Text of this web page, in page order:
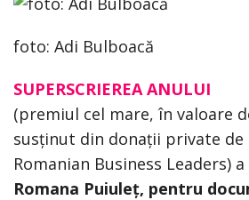
foto: Adi Bulboacă
SUPERSCRIEREA ANULUI
(premiul cel mare, în valoare
susținut din donații private
Romanian Business Leaders)
Romana Puiuleț, pentru